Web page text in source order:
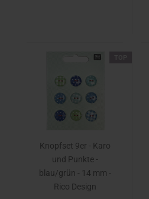
Knopfset 9er - Karo
und Punkte -
blau/grün - 14 mm -
Rico Design